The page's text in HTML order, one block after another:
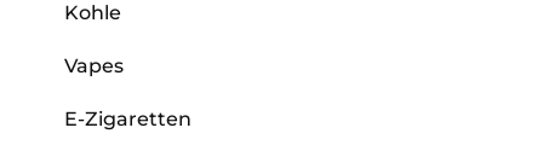
Kohle
Vapes
E-Zigaretten